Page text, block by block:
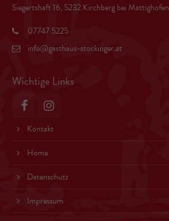
Siegertshaft 16, 5232 Kirchberg bei Mattighofen
07747 5225
info@gasthaus-stockinger.at
Wichtige Links
Kontakt
Home
Datenschutz
Impressum